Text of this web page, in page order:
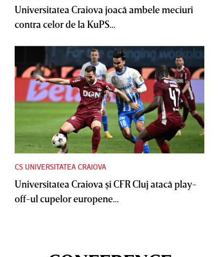
Universitatea Craiova joacă ambele meciuri
contra celor de la KuPS...
CS UNIVERSITATEA CRAIOVA
Universitatea Craiova şi CFR Cluj atacă play-
off-ul cupelor europene...